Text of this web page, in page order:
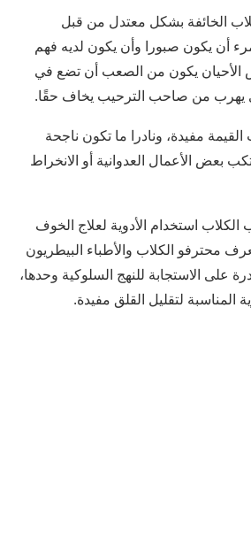
الخائفة بشكل معتدل من قبل
أن يكون صبورا وأن يكون لديه فهم
الأحيان يكون من الصعب أن تضع في
يهرب من صاحب الترحيب يخاف حقًا.
مفيدة، ونادرا ما تكون ناجحة
بعض الأعمال العدوانية أو الانخراط
استخدام الأدوية لعلاج الخوف
محترفو الكلاب والأطباء البيطريون
على الاستجابة للنهج السلوكية وحدها،
المناسبة لتقليل القلق مفيدة.